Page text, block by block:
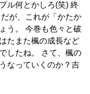
ル何とかしろ(笑) 終
が、これが「かたか
う。 今巻も色々と破
たまた楓の成長など
したね。 さて、楓の
なっていくのか？吉